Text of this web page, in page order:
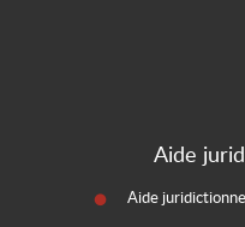
Aide
Aide